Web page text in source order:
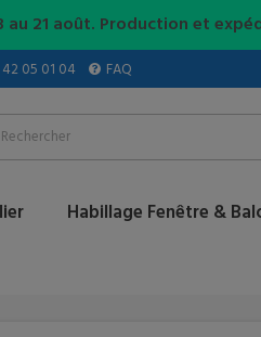
au 21 août. Production et
05 01 04 FAQ
Habillage Fenêtre &